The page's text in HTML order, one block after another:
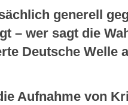
generell
– wer sagt die
Deutsche Welle
Aufnahme von